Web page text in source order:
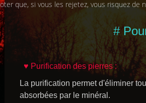
#
♥ Purification des pierres :
La purification permet d'éliminer
absorbées par le minéral.
que, si vous les rejetez, vous risquez de